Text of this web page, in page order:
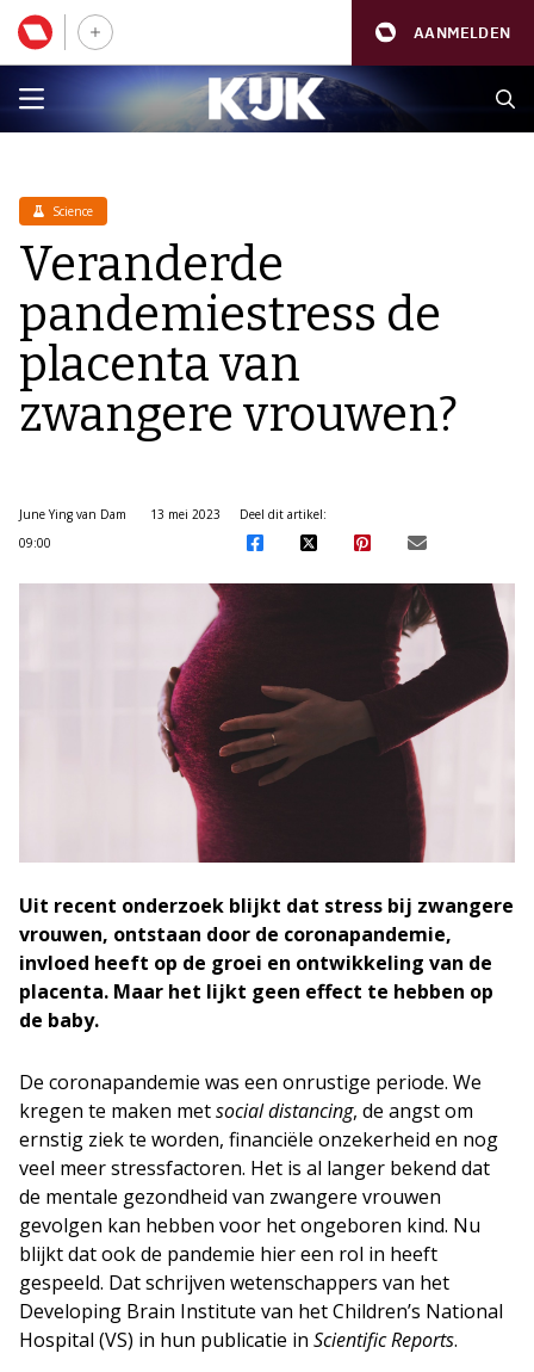
AANMELDEN
Science
Veranderde
pandemiestress de
placenta van
zwangere vrouwen?
June Ying van Dam
13 mei 2023
09:00
Deel dit artikel:
Uit recent onderzoek blijkt dat stress bij zwangere
vrouwen, ontstaan door de coronapandemie,
invloed heeft op de groei en ontwikkeling van de
placenta. Maar het lijkt geen effect te hebben op
de baby.
De coronapandemie was een onrustige periode. We
kregen te maken metsocial distancing, de angst om
ernstig ziek te worden, financiële onzekerheid en nog
veel meer stressfactoren. Het is al langer bekend dat
de mentale gezondheid van zwangere vrouwen
gevolgen kan hebben voor het ongeboren kind. Nu
blijkt dat ook de pandemie hier een rol in heeft
gespeeld. Dat schrijven wetenschappers van het
Developing Brain Institute van het Children’s National
Hospital (VS) in hun publicatie in Scientific Reports.